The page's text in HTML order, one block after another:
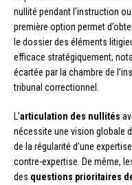
nullité pendant l’instruction
première option permet
le dossier des éléments
efficace stratégiquement,
écartée par la chambre de
tribunal correctionnel.
L’articulation des nullités
nécessite une vision globale
de la régularité d’une
contre-expertise. De même,
des questions prioritaires